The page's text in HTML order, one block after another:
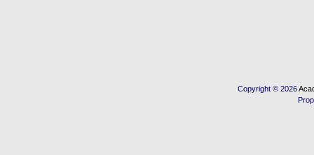
Copyright © 2026